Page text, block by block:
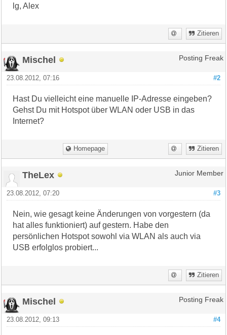
lg, Alex
Zitieren
Mischel Posting Freak
#2
23.08.2012, 07:16
Hast Du vielleicht eine manuelle IP-Adresse eingeben?
Gehst Du mit Hotspot über WLAN oder USB in das
Internet?
Homepage Zitieren
TheLex Junior Member
#3
23.08.2012, 07:20
Nein, wie gesagt keine Änderungen von vorgestern (da
hat alles funktioniert) auf gestern. Habe den
persönlichen Hotspot sowohl via WLAN als auch via
USB erfolglos probiert...
Zitieren
Mischel Posting Freak
#4
23.08.2012, 09:13